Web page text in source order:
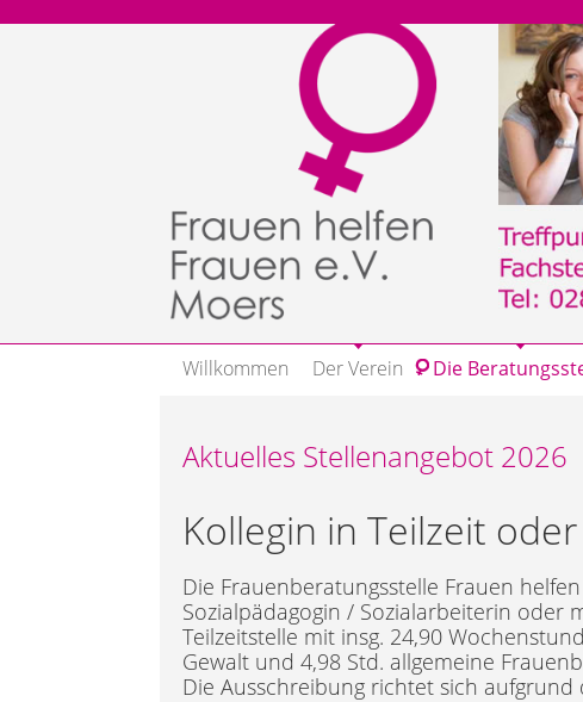
Willkommen Der Verein Die
Aktuelles Stellenangebot 2026
Kollegin in Teilzeit
Die Frauenberatungsstelle Frauen
Sozialpädagogin / Sozialarbeiterin oder
Teilzeitstelle mit insg. 24,90
Gewalt und 4,98 Std. allgemeine
Die Ausschreibung richtet sich aufgrund